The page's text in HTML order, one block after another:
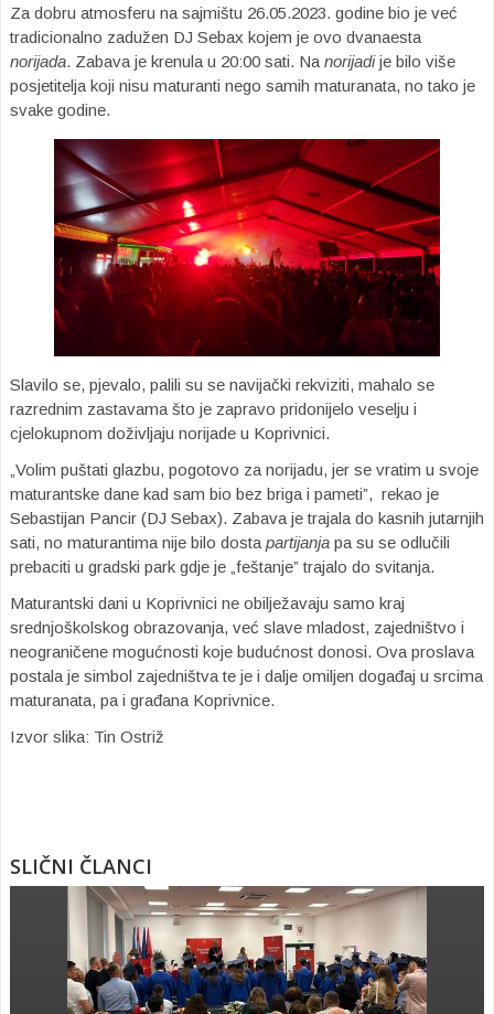
Za dobru atmosferu na sajmištu 26.05.2023. godine bio je već
tradicionalno zadužen DJ Sebax kojem je ovo dvanaesta
norijada. Zabava je krenula u 20:00 sati. Na norijadije bilo više
posjetitelja koji nisu maturanti nego samih maturanata, no tako je
svake godine.
Slavilo se, pjevalo, palili su se navijački rekviziti, mahalo se
razrednim zastavama što je zapravo pridonijelo veselju i
cjelokupnom doživljaju norijade u Koprivnici.
„Volim puštati glazbu, pogotovo za norijadu, jer se vratim u svoje
maturantske dane kad sam bio bez briga i pameti”, rekao je
Sebastijan Pancir (DJ Sebax). Zabava je trajala do kasnih jutarnjih
sati, no maturantima nije bilo dosta partijanja pa su se odlučili
prebaciti u gradski park gdje je „feštanje” trajalo do svitanja.
Maturantski dani u Koprivnici ne obilježavaju samo kraj
srednjoškolskog obrazovanja, već slave mladost, zajedništvo i
neograničene mogućnosti koje budućnost donosi. Ova proslava
postala je simbol zajedništva te je i dalje omiljen događaj u srcima
maturanata, pa i građana Koprivnice.
Izvor slika: Tin Ostriž
SLIČNI ČLANCI